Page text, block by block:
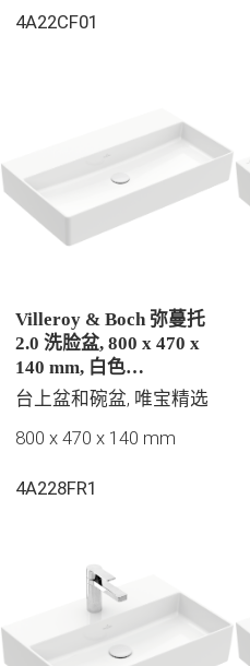
4A22CF01
Villeroy & Boch 弥蔓托
2.0 洗脸盆, 800 x 470 x
140 mm, 白色
CeramicPlus | 易洁釉面,
台上盆和碗盆, 唯宝精选
800 x 470 x 140 mm
4A228FR1